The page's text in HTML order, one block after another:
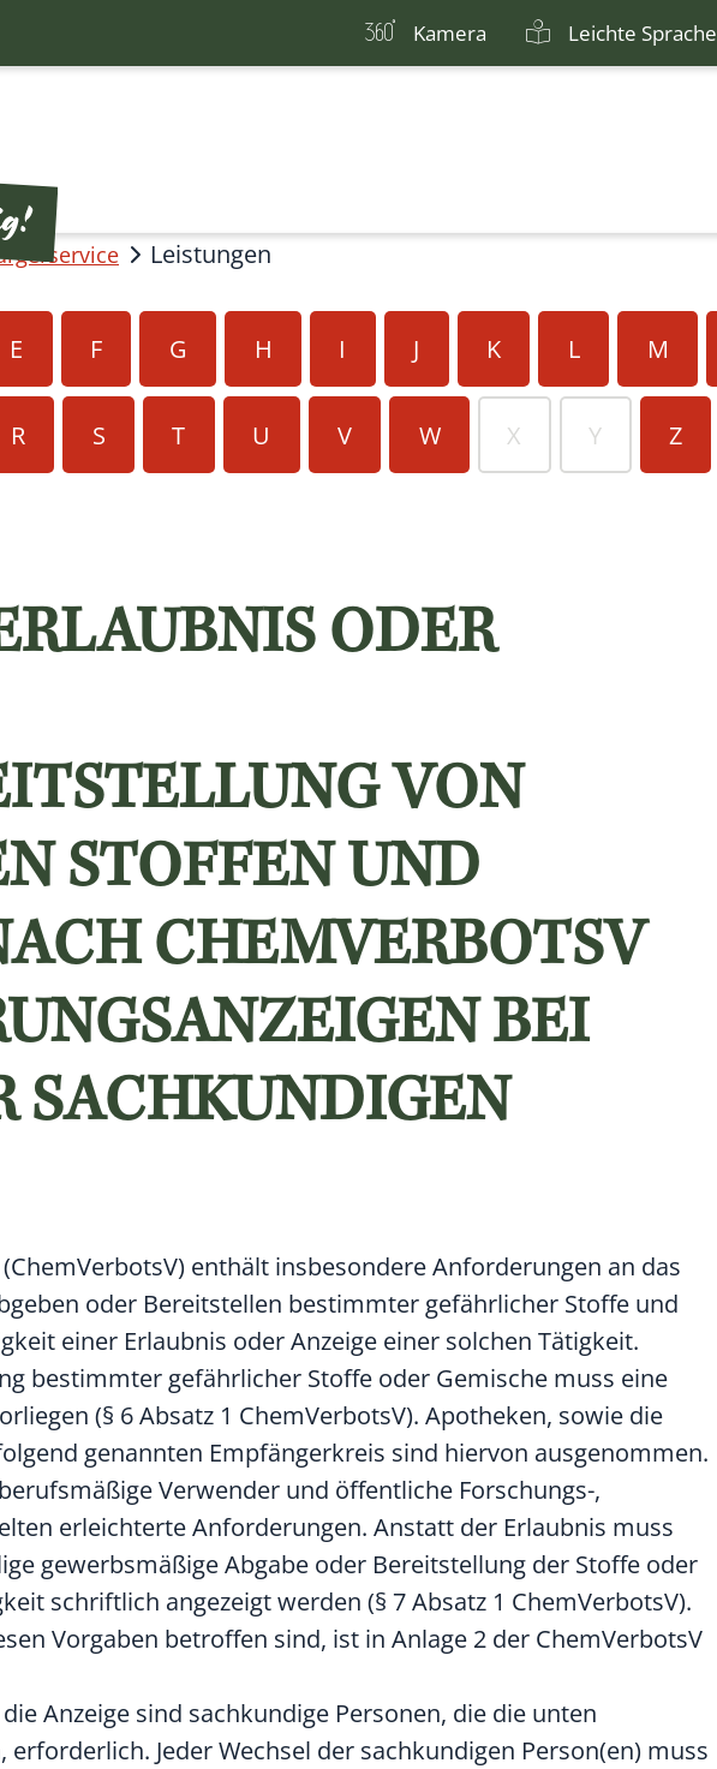
Kamera Leichte Sprache
Leistungen
E F G H I J K L M
R S T U V W X Y Z
ODER
VON
STOFFEN UND
CHEMVERBOTSV
BEI
SACHKUNDIGEN
enthält insbesondere Anforderungen an das
oder Bereitstellen bestimmter gefährlicher Stoffe und
einer Erlaubnis oder Anzeige einer solchen Tätigkeit.
bestimmter gefährlicher Stoffe oder Gemische muss eine
(§ 6 Absatz 1 ChemVerbotsV). Apotheken, sowie die
genannten Empfängerkreis sind hiervon ausgenommen.
Verwender und öffentliche Forschungs-,
erleichterte Anforderungen. Anstatt der Erlaubnis muss
gewerbsmäßige Abgabe oder Bereitstellung der Stoffe oder
schriftlich angezeigt werden (§ 7 Absatz 1 ChemVerbotsV).
Vorgaben betroffen sind, ist in Anlage 2 der ChemVerbotsV
Anzeige sind sachkundige Personen, die die unten
Jeder Wechsel der sachkundigen Person(en) muss